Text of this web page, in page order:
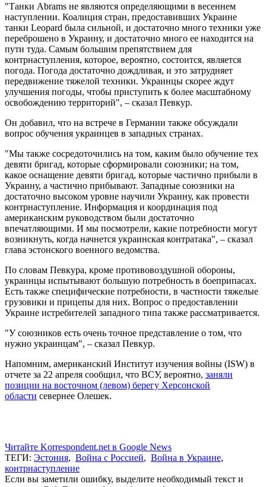
"Танки Abrams не являются определяющими в весеннем
наступлении. Коалиция стран, предоставивших Украине
танки Leopard была сильной, и достаточно много техники уже
переброшено в Украину, и достаточно много ее находится на
пути туда. Самым большим препятствием для
контрнаступления, которое, вероятно, состоится, является
погода. Погода достаточно дождливая, и это затрудняет
передвижение тяжелой техники. Украинцы скорее ждут
улучшения погоды, чтобы приступить к более масштабному
освобождению территорий", – сказал Певкур.
Он добавил, что на встрече в Германии также обсуждали
вопрос обучения украинцев в западных странах.
"Мы также сосредоточились на том, каким было обучение тех
девяти бригад, которые сформировали союзники; на том,
какое оснащение девяти бригад, которые частично прибыли в
Украину, а частично прибывают. Западные союзники на
достаточно высоком уровне научили Украину, как провести
контрнаступление. Информация и координация под
американским руководством были достаточно
впечатляющими. И мы посмотрели, какие потребности могут
возникнуть, когда начнется украинская контратака", – сказал
глава эстонского военного ведомства.
По словам Певкура, кроме противовоздушной обороны,
украинцы испытывают большую потребность в боеприпасах.
Есть также специфические потребности, в частности тяжелые
грузовики и прицепы для них. Вопрос о предоставлении
Украине истребителей западного типа также рассматривается.
"У союзников есть очень точное представление о том, что
нужно украинцам", – сказал Певкур.
Напомним, американский Институт изучения войны (ISW) в
отчете за 22 апреля сообщил, что ВСУ, вероятно, заняли
позиции на восточном (левом) берегу Херсонской
области севернее Олешек.
Читайте Korrespondent.net в Google News
ТЕГИ: Эстония, Война с Россией, Война в Украине,
контрнаступление
Если вы заметили ошибку, выделите необходимый текст и